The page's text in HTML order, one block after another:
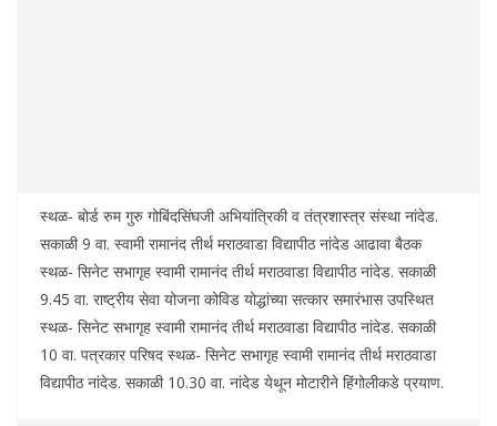
स्थळ- बोर्ड रुम गुरु गोबिंदसिंघजी अभियांत्रिकी व तंत्रशास्त्र संस्था नांदेड.
सकाळी 9 वा. स्वामी रामानंद तीर्थ मराठवाडा विद्यापीठ नांदेड आढावा बैठक
स्थळ- सिनेट सभागृह स्वामी रामानंद तीर्थ मराठवाडा विद्यापीठ नांदेड. सकाळी
9.45 वा. राष्ट्रीय सेवा योजना कोविड योद्धांच्या सत्कार समारंभास उपस्थित
स्थळ- सिनेट सभागृह स्वामी रामानंद तीर्थ मराठवाडा विद्यापीठ नांदेड. सकाळी
10 वा. पत्रकार परिषद स्थळ- सिनेट सभागृह स्वामी रामानंद तीर्थ मराठवाडा
विद्यापीठ नांदेड. सकाळी 10.30 वा. नांदेड येथून मोटारीने हिंगोलीकडे प्रयाण.